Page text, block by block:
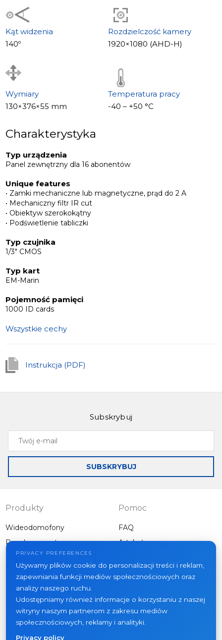
• Mechaniczny filtr IR cut
• Podświetlenie tabliczki z nazwiskami
• Czytnik kart EM-Marin
• Wbudowana pamięć na 1000 kart
Kąt widzenia
140º
Rozdzielczość kamery
1920×1080 (AHD-H)
Wymiary
130×376×55 mm
Temperatura pracy
-40 – +50 °С
Charakterystyka
Typ urządzenia
Panel zewnętrzny dla 16 abonentów
Unique features
• Zamki mechaniczne lub magnetyczne, prąd do 2 A
• Mechaniczny filtr IR cut
• Obiektyw szerokokątny
• Podświetlenie tabliczki
Typ czujnika
1/3" CMOS
Typ kart
EM-Marin
Pojemność pamięci
1000 ID cards
Wszystkie cechy
Instrukcja (PDF)
Subskrybuj
Twój
mail
SUBSKRYBUJ
Produkty
Wideodomofony
Panele zewnętrzne
Inny sprzęt
Pomoc
FAQ
Artykuły
Projekty
Aktualności
Kontakt
Gdzie kupić
PRIVACY PREFERENCES
Używamy plików cookie do personalizacji treści i reklam,
zapewniania funkcji mediów społecznościowych oraz
analizy naszego ruchu.
Udostępniamy również informacje o korzystaniu z naszej
witryny naszym partnerom z zakresu mediów
społecznościowych, reklamy i analityki.
Privacy policy